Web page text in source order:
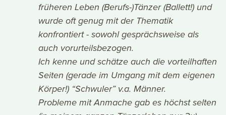
früheren Leben (Berufs-)Tänzer (Ballett!) und
wurde oft genug mit der Thematik
konfrontiert - sowohl gesprächsweise als
auch vorurteilsbezogen.
Ich kenne und schätze auch die vorteilhaften
Seiten (gerade im Umgang mit dem eigenen
Körper!) “Schwuler” v.a. Männer.
Probleme mit Anmache gab es höchst selten